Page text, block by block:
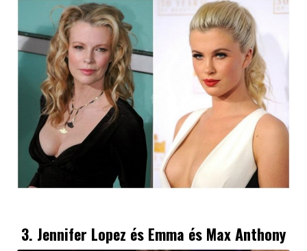
3. Jennifer Lopez és Emma és Max Anthony